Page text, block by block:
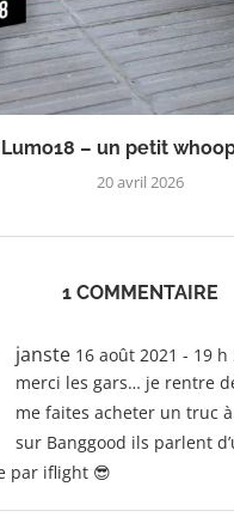
– un petit
20 avril 2026
1 COMMENTAIRE
janste 16 août 2021 - 19 h
merci les gars… je rentre
me faites acheter un truc
sur Banggood ils parlent
par iflight 😎